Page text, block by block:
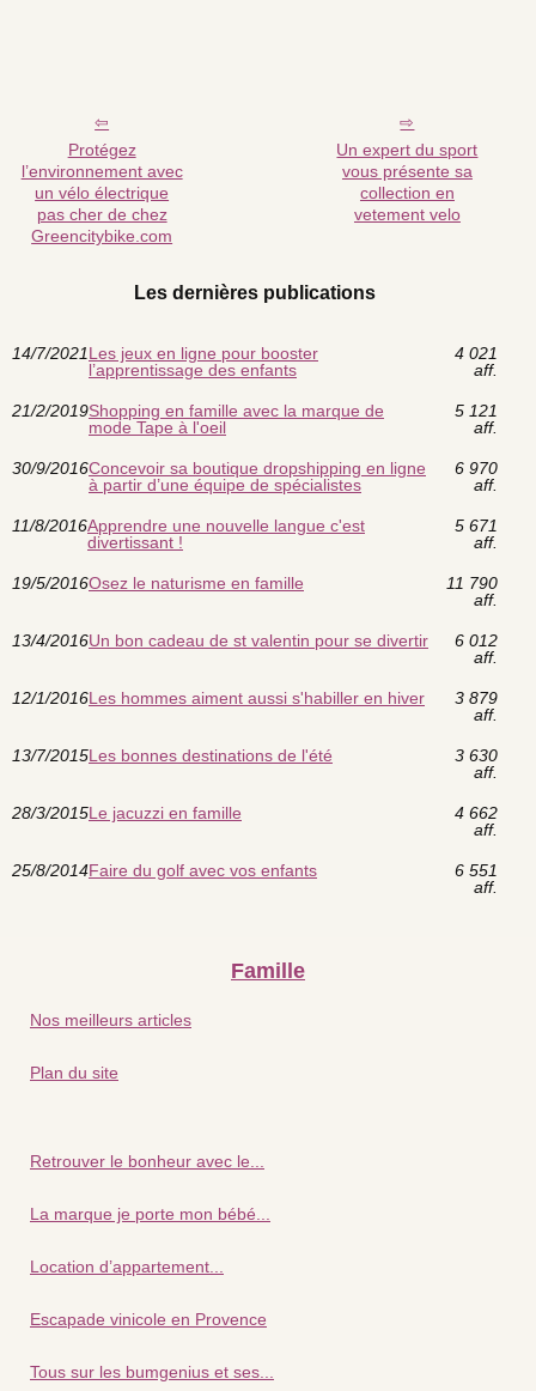
Protégez
l’environnement avec
un vélo électrique
pas cher de chez
Greencitybike.com
Un expert du sport
vous présente sa
collection en
vetement velo
Les dernières publications
14/7/2021Les jeux en ligne pour booster
l’apprentissage des enfants
4 021
aff.
21/2/2019Shopping en famille avec la marque de
mode Tape à l'oeil
5 121
aff.
30/9/2016Concevoir sa boutique dropshipping en ligne
à partir d’une équipe de spécialistes
6 970
aff.
11/8/2016Apprendre une nouvelle langue c'est
divertissant !
5 671
aff.
19/5/2016Osez le naturisme en famille
11 790
aff.
13/4/2016Un bon cadeau de st valentin pour se divertir
6 012
aff.
12/1/2016Les hommes aiment aussi s'habiller en hiver
3 879
aff.
13/7/2015Les bonnes destinations de l'été
3 630
aff.
28/3/2015Le jacuzzi en famille
4 662
aff.
25/8/2014Faire du golf avec vos enfants
6 551
aff.
Famille
Nos meilleurs articles
Plan du site
Retrouver le bonheur avec le...
La marque je porte mon bébé...
Location d’appartement...
Escapade vinicole en Provence
Tous sur les bumgenius et ses...